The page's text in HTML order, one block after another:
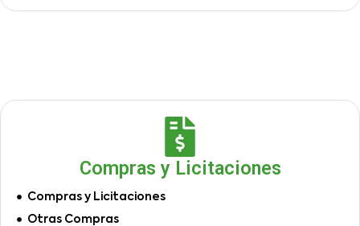
Compras y Licitaciones
Compras y Licitaciones
Otras Compras